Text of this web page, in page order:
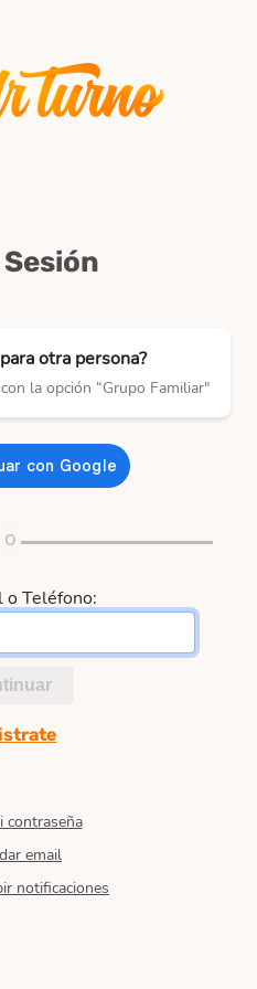
otra persona?
la opción “Grupo Familiar"
o Teléfono:
contraseña
email
notificaciones